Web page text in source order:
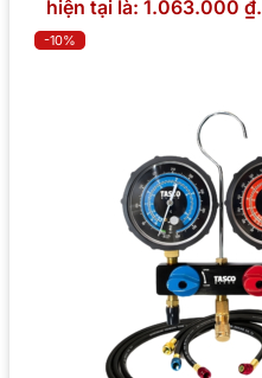
hiện tại là: 1.063.000 ₫.
-10%